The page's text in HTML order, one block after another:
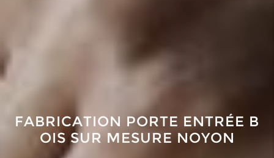
FABRICATION PORTE ENTRÉE B
OIS SUR MESURE NOYON